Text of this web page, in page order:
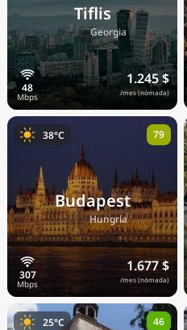
Tiflis
🇬🇪Georgia
1.245 $
/mes (nómada)
Budapest
🇭🇺Hungría
1.677 $
/mes (nómada)
38°C 79
25°C 46